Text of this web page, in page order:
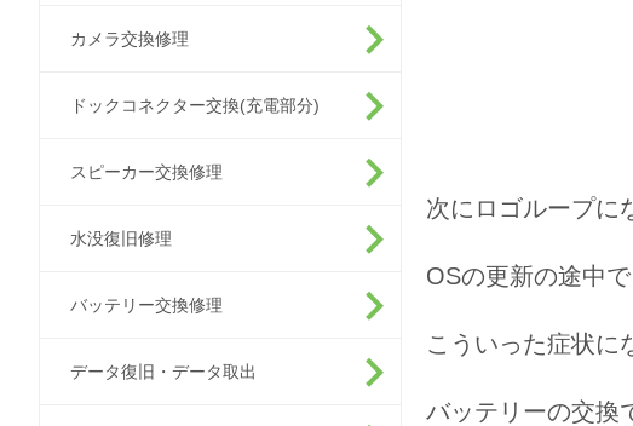
カメラ交換修理
ドックコネクター交換(充電部分)
スピーカー交換修理
水没復旧修理
バッテリー交換修理
データ復旧・データ取出
次にロゴループに
OSの更新の途中
こういった症状に
バッテリーの交換